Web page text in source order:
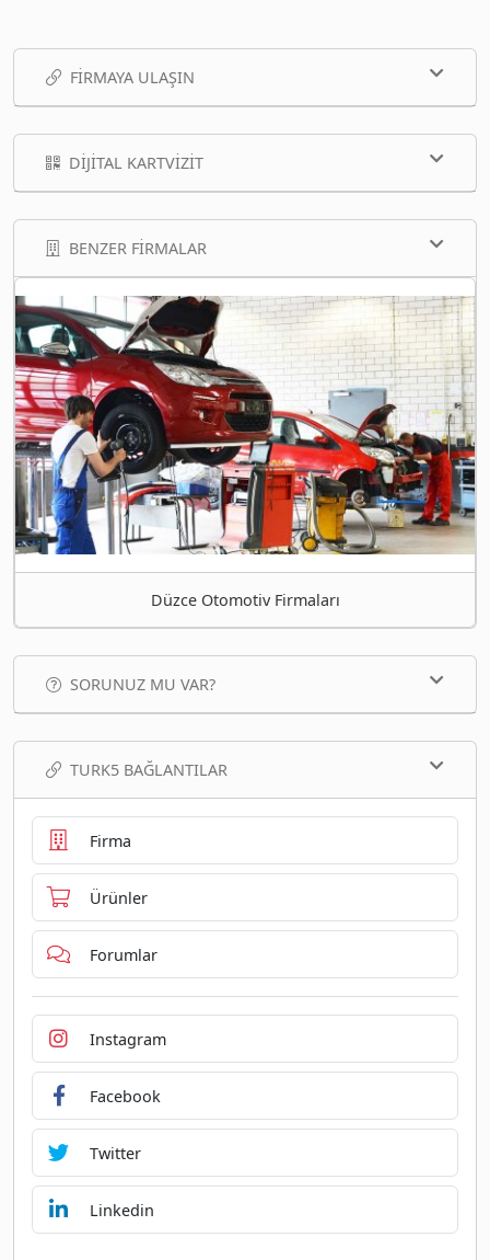
FIRMAYA ULAŞIN
DIJITAL KARTVIZIT
BENZER FIRMALAR
Düzce Otomotiv Firmaları
SORUNUZ MU VAR?
TURK5 BAĞLANTILAR
Firma
Ürünler
Forumlar
Instagram
Facebook
Twitter
Linkedin